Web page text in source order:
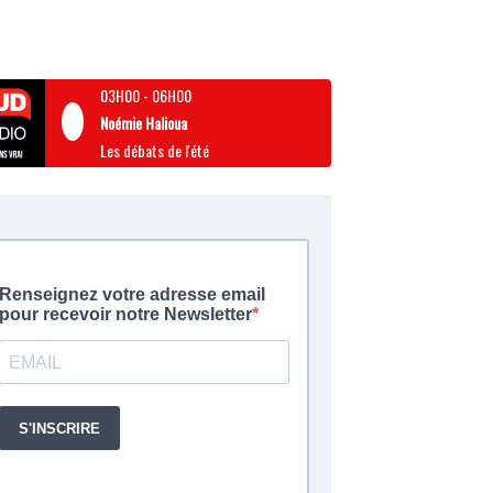
03H00- 06H00
Noémie Halioua
Les débats de l'été